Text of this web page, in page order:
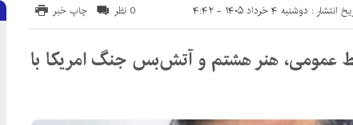
انتشار : دوشنبه ۴ خرداد ۱۴۰۵ - ۴:۴۲ چاپ خبر 0 نظر
عمومی، هنر هشتم و آتش‌بس جنگ امریکا با